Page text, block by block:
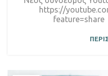
https://
feature=share